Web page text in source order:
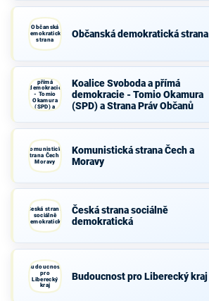
Občanská
demokratická
strana
Občanská demokratická strana
přímá
demokracie
- Tomio
Okamura
(SPD) a
Strana Práv
Koalice Svoboda a přímá
demokracie - Tomio Okamura
(SPD) a Strana Práv Občanů
Komunistická
strana Čech a
Moravy
Komunistická strana Čech a
Moravy
Česká strana
sociálně
demokratická
Česká strana sociálně
demokratická
Budoucnost
pro
Liberecký
kraj
Budoucnost pro Liberecký kraj